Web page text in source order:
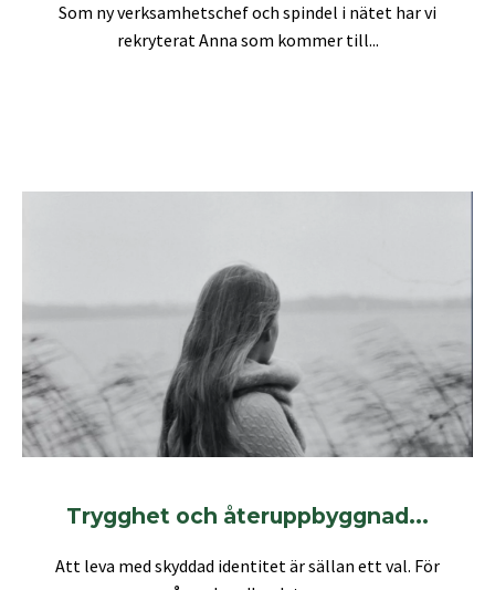
Som ny verksamhetschef och spindel i nätet har vi
rekryterat Anna som kommer till...
Trygghet och återuppbyggnad...
Att leva med skyddad identitet är sällan ett val. För